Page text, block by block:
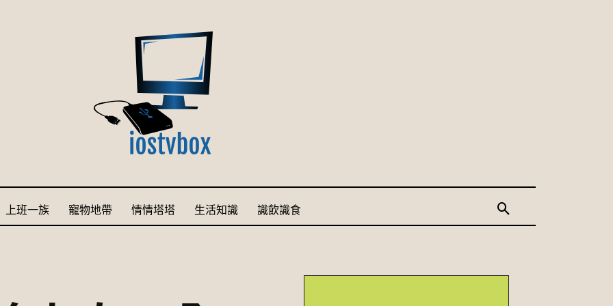
上班一族 寵物地帶 情情塔塔 生活知識 識飲識食